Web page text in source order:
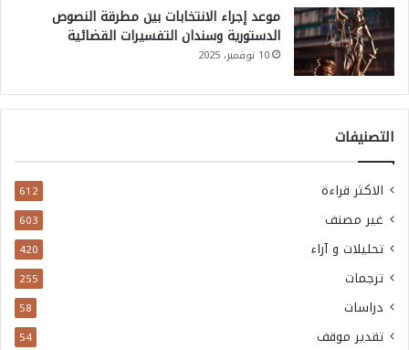
موعد إجراء الانتخابات بين مطرقة النصوص
الدستورية وسندان التفسيرات القضائية
10 نوفمبر، 2025
التصنيفات
الاكثر قراءة 612
غير مصنف 603
تحليلات و آراء 420
ترجمات 255
دراسات 58
تقدير موقف 54